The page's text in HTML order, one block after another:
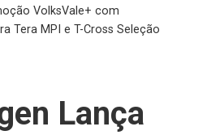
VolksVale+ com
Tera MPI e T-Cross Seleção
Lança